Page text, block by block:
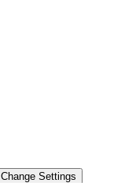
Change Settings